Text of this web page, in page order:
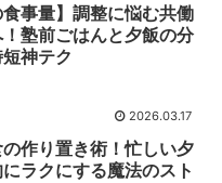
食事量】調整に悩む共働
塾前ごはんと夕飯の分
神テク
2026.03.17
作り置き術！忙しい夕
ラクにする魔法のスト